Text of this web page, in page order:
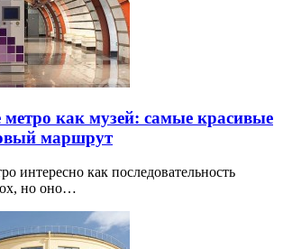
метро как музей: самые красивые
маршрут
интересно как последовательность
но оно…